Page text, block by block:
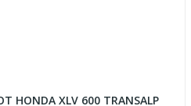
HONDA XLV 600 TRANSALP